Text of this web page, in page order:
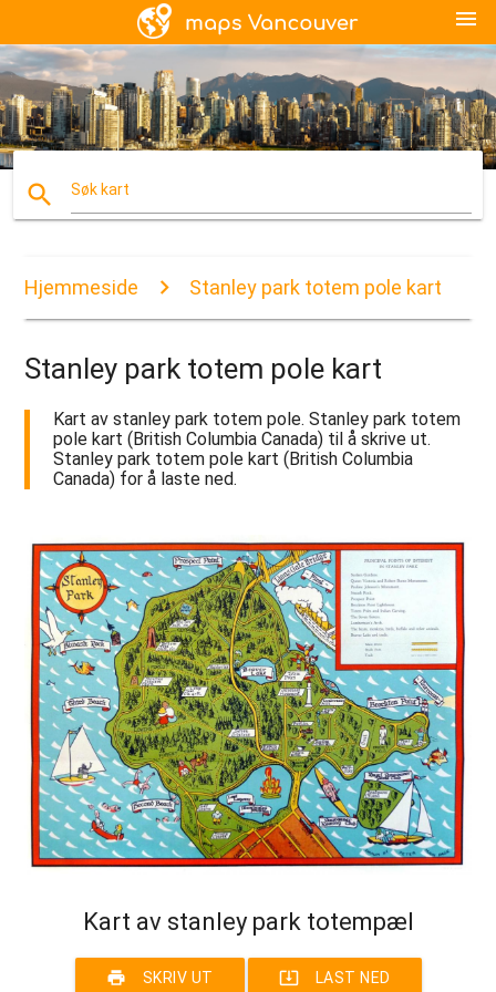
menu
search Søk kart
Hjemmeside Stanley park totem pole kart
Stanley park totem pole kart
Kart av stanley park totem pole. Stanley park totem
pole kart (British Columbia Canada) til å skrive ut.
Stanley park totem pole kart (British Columbia
Canada) for å laste ned.
Kart av stanley park totempæl
print SKRIV UT system_update_alt LAST NED